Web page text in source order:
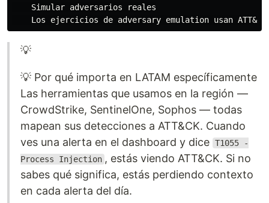
    Simular adversarios reales
💡
💡 Por qué importa en LATAM específicamente
Las herramientas que usamos en la región —
CrowdStrike, SentinelOne, Sophos — todas
mapean sus detecciones a ATT&CK. Cuando
ves una alerta en el dashboard y dice T1055 -
Process Injection , estás viendo ATT&CK. Si no
sabes qué significa, estás perdiendo contexto
en cada alerta del día.